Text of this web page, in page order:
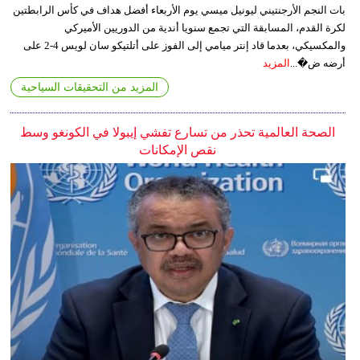
بات النجم الأرجنتيني ليونيل ميسي يوم الأربعاء أفضل هداف في كأس الرابطتين
لكرة القدم، المسابقة التي تجمع سنويا أندية من الدوريين الأميركي
والمكسيكي، بعدما قاد إنتر ميامي إلى الفوز على أتلتيكو سان لويس 4-2 على
أرضه ض�...
المزيد
المزيد من التحقيقات السياحية
الصحة العالمية تحذر من تسارع تفشي إيبولا في الكونغو وسط
نقص الإمكانات